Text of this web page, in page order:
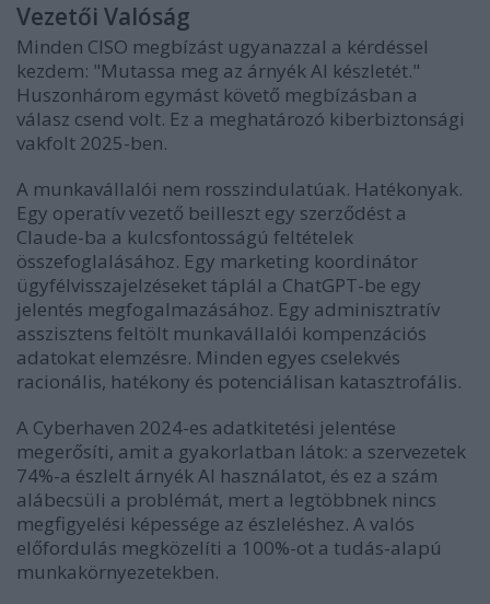
Vezetői Valóság
Minden CISO megbízást ugyanazzal a kérdéssel
kezdem: "Mutassa meg az árnyék AI készletét."
Huszonhárom egymást követő megbízásban a
válasz csend volt. Ez a meghatározó kiberbiztonsági
vakfolt 2025-ben.
A munkavállalói nem rosszindulatúak. Hatékonyak.
Egy operatív vezető beilleszt egy szerződést a
Claude-ba a kulcsfontosságú feltételek
összefoglalásához. Egy marketing koordinátor
ügyfélvisszajelzéseket táplál a ChatGPT-be egy
jelentés megfogalmazásához. Egy adminisztratív
asszisztens feltölt munkavállalói kompenzációs
adatokat elemzésre. Minden egyes cselekvés
racionális, hatékony és potenciálisan katasztrofális.
A Cyberhaven 2024-es adatkitetési jelentése
megerősíti, amit a gyakorlatban látok: a szervezetek
74%-a észlelt árnyék AI használatot, és ez a szám
alábecsüli a problémát, mert a legtöbbnek nincs
megfigyelési képessége az észleléshez. A valós
előfordulás megközelíti a 100%-ot a tudás-alapú
munkakörnyezetekben.